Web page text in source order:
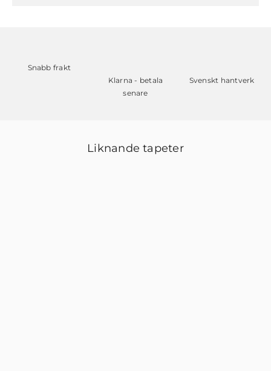
Snabb frakt
Klarna - betala
senare
Svenskt hantverk
Liknande tapeter